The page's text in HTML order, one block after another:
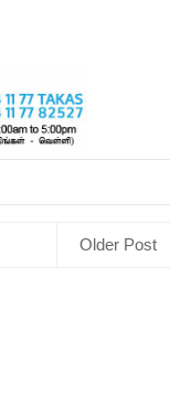
Older Post